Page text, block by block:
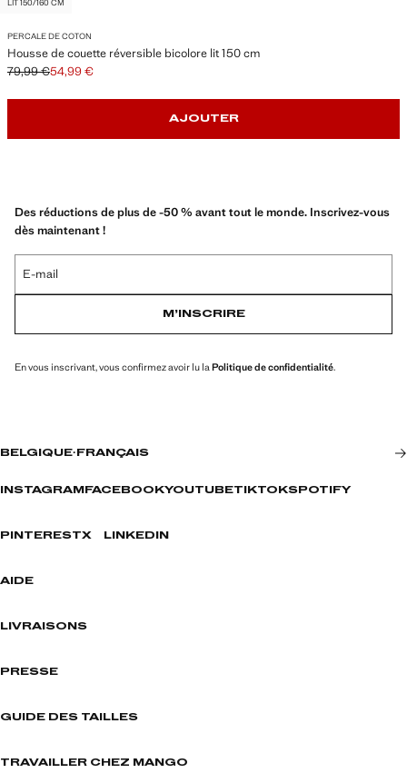
LIT 150/160 CM
PERCALE DE COTON
Housse de couette réversible bicolore lit 150 cm
Prix initial barré [79,99 € ]
79,99 €
Prix actuel [54,99 € ]
54,99 €
AJOUTER
Des réductions de plus de -50 % avant tout le monde. Inscrivez-vous
dès maintenant !
E-mail
M’INSCRIRE
En vous inscrivant, vous confirmez avoir lu la Politique de confidentialité.
BELGIQUE· FRANÇAIS
INSTAGRAM FACEBOOKYOUTUBETIKTOKSPOTIFY
PINTERESTX LINKEDIN
AIDE
LIVRAISONS
PRESSE
GUIDE DES TAILLES
TRAVAILLER CHEZ MANGO